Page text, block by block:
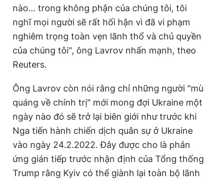
nào... trong không phận của chúng tôi, tôi
nghĩ mọi người sẽ rất hối hận vì đã vi phạm
nghiêm trọng toàn vẹn lãnh thổ và chủ quyền
của chúng tôi", ông Lavrov nhấn mạnh, theo
Reuters.
Ông Lavrov còn nói rằng chỉ những người "mù
quáng về chính trị" mới mong đợi Ukraine một
ngày nào đó sẽ trở lại biên giới như trước khi
Nga tiến hành chiến dịch quân sự ở Ukraine
vào ngày 24.2.2022. Đây được cho là phản
ứng gián tiếp trước nhận định của Tổng thống
Trump rằng Kyiv có thể giành lại toàn bộ lãnh